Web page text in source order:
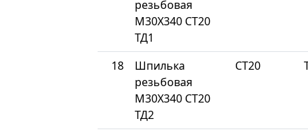
резьбовая
М30Х340 СТ20
ТД1
18
Шпилька
резьбовая
М30Х340 СТ20
ТД2
СТ20